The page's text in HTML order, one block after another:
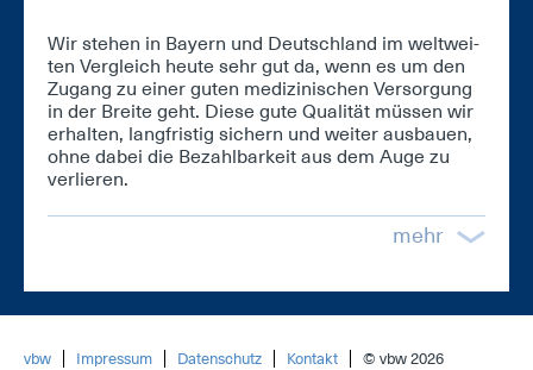
Wir ste­hen in Bay­ern und Deutsch­land im welt­wei­
ten Ver­gleich heu­te sehr gut da, wenn es um den
Zu­gang zu ei­ner gu­ten me­di­zi­ni­schen Ver­sor­gung
in der Brei­te geht. Die­se gu­te Qua­li­tät müs­sen wir
er­hal­ten, lang­fris­tig si­chern und wei­ter aus­bau­en,
oh­ne da­bei die Be­zahl­bar­keit aus dem Au­ge zu
ver­lie­ren.
mehr
vbw Impressum Datenschutz Kontakt © vbw 2026